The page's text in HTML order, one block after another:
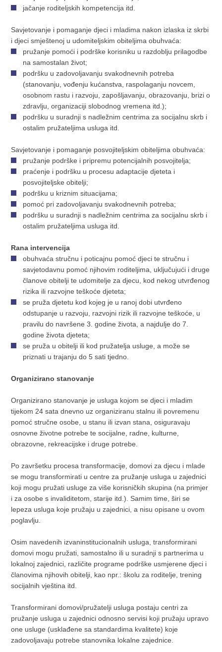
jačanje roditeljskih kompetencija itd.
Savjetovanje i pomaganje djeci i mladima nakon izlaska iz skrbi
i djeci smještenoj u udomiteljskim obiteljima obuhvaća:
pružanje pomoći i podrške korisniku u razdoblju prilagodbe
na samostalan život;
podršku u zadovoljavanju svakodnevnih potreba
(stanovanju, vođenju kućanstva, raspolaganju novcem,
osobnom rastu i razvoju, zapošljavanju, obrazovanju, brizi o
zdravlju, organizaciji slobodnog vremena itd.);
podršku u suradnji s nadležnim centrima za socijalnu skrb i
ostalim pružateljima usluga itd.
Savjetovanje i pomaganje posvojiteljskim obiteljima obuhvaća:
pružanje podrške i pripremu potencijalnih posvojitelja;
praćenje i podršku u procesu adaptacije djeteta i
posvojiteljske obitelji;
podršku u kriznim situacijama;
pomoć pri zadovoljavanju svakodnevnih potreba;
podršku u suradnji s nadležnim centrima za socijalnu skrb i
ostalim pružateljima usluga itd.
Rana intervencija
obuhvaća stručnu i poticajnu pomoć djeci te stručnu i
savjetodavnu pomoć njihovim roditeljima, uključujući i druge
članove obitelji te udomitelje za djecu, kod nekog utvrđenog
rizika ili razvojne teškoće djeteta;
se pruža djetetu kod kojeg je u ranoj dobi utvrđeno
odstupanje u razvoju, razvojni rizik ili razvojne teškoće, u
pravilu do navršene 3. godine života, a najdulje do 7.
godine života djeteta;
se pruža u obitelji ili kod pružatelja usluge, a može se
priznati u trajanju do 5 sati tjedno.
Organizirano stanovanje
Organizirano stanovanje je usluga kojom se djeci i mladim
tijekom 24 sata dnevno uz organiziranu stalnu ili povremenu
pomoć stručne osobe, u stanu ili izvan stana, osiguravaju
osnovne životne potrebe te socijalne, radne, kulturne,
obrazovne, rekreacijske i druge potrebe.
Po završetku procesa transformacije, domovi za djecu i mlade
se mogu transformirati u centre za pružanje usluga u zajednici
koji mogu pružati usluge za više korisničkih skupina (na primjer
i za osobe s invaliditetom, starije itd.). Samim time, širi se
lepeza usluga koje pružaju u zajednici, a nisu opisane u ovom
poglavlju.
Osim navedenih izvaninstitucionalnih usluga, transformirani
domovi mogu pružati, samostalno ili u suradnji s partnerima u
lokalnoj zajednici, različite programe podrške usmjerene djeci i
članovima njihovih obitelji, kao npr.: školu za roditelje, trening
socijalnih vještina itd.
Transformirani domovi/pružatelji usluga postaju centri za
pružanje usluga u zajednici odnosno servisi koji pružaju upravo
one usluge (usklađene sa standardima kvalitete) koje
zadovoljavaju potrebe stanovnika lokalne zajednice.